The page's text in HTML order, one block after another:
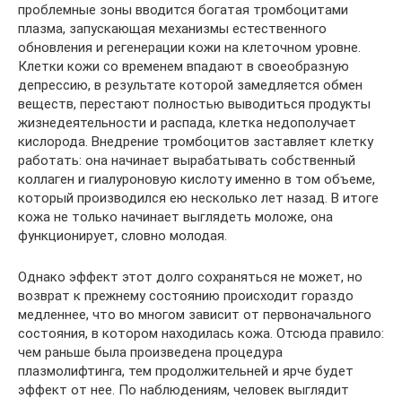
проблемные зоны вводится богатая тромбоцитами
плазма, запускающая механизмы естественного
обновления и регенерации кожи на клеточном уровне.
Клетки кожи со временем впадают в своеобразную
депрессию, в результате которой замедляется обмен
веществ, перестают полностью выводиться продукты
жизнедеятельности и распада, клетка недополучает
кислорода. Внедрение тромбоцитов заставляет клетку
работать: она начинает вырабатывать собственный
коллаген и гиалуроновую кислоту именно в том объеме,
который производился ею несколько лет назад. В итоге
кожа не только начинает выглядеть моложе, она
функционирует, словно молодая.
Однако эффект этот долго сохраняться не может, но
возврат к прежнему состоянию происходит гораздо
медленнее, что во многом зависит от первоначального
состояния, в котором находилась кожа. Отсюда правило:
чем раньше была произведена процедура
плазмолифтинга, тем продолжительней и ярче будет
эффект от нее. По наблюдениям, человек выглядит